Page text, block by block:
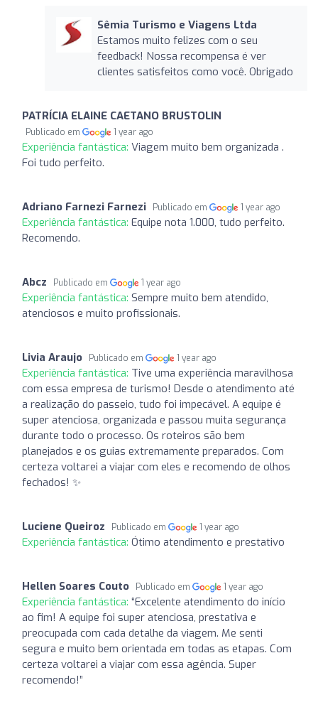
Sêmia Turismo e Viagens Ltda
Estamos muito felizes com o seu
feedback! Nossa recompensa é ver
clientes satisfeitos como você. Obrigado
PATRÍCIA ELAINE CAETANO BRUSTOLIN
Publicado em 1 year ago
Experiência fantástica: Viagem muito bem organizada .
Foi tudo perfeito.
Adriano Farnezi Farnezi Publicado em 1 year ago
Experiência fantástica: Equipe nota 1.000, tudo perfeito.
Recomendo.
Abcz Publicado em 1 year ago
Experiência fantástica: Sempre muito bem atendido,
atenciosos e muito profissionais.
Livia Araujo Publicado em 1 year ago
Experiência fantástica: Tive uma experiência maravilhosa
com essa empresa de turismo! Desde o atendimento até
a realização do passeio, tudo foi impecável. A equipe é
super atenciosa, organizada e passou muita segurança
durante todo o processo. Os roteiros são bem
planejados e os guias extremamente preparados. Com
certeza voltarei a viajar com eles e recomendo de olhos
fechados! ✨
Luciene Queiroz Publicado em 1 year ago
Experiência fantástica: Ótimo atendimento e prestativo
Hellen Soares Couto Publicado em 1 year ago
Experiência fantástica: “Excelente atendimento do início
ao fim! A equipe foi super atenciosa, prestativa e
preocupada com cada detalhe da viagem. Me senti
segura e muito bem orientada em todas as etapas. Com
certeza voltarei a viajar com essa agência. Super
recomendo!”